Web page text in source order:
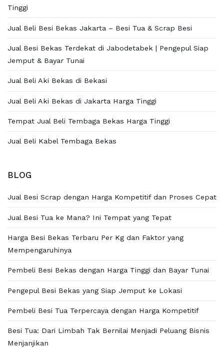
Tinggi
Jual Beli Besi Bekas Jakarta – Besi Tua & Scrap Besi
Jual Besi Bekas Terdekat di Jabodetabek | Pengepul Siap
Jemput & Bayar Tunai
Jual Beli Aki Bekas di Bekasi
Jual Beli Aki Bekas di Jakarta Harga Tinggi
Tempat Jual Beli Tembaga Bekas Harga Tinggi
Jual Beli Kabel Tembaga Bekas
BLOG
Jual Besi Scrap dengan Harga Kompetitif dan Proses Cepat
Jual Besi Tua ke Mana? Ini Tempat yang Tepat
Harga Besi Bekas Terbaru Per Kg dan Faktor yang
Mempengaruhinya
Pembeli Besi Bekas dengan Harga Tinggi dan Bayar Tunai
Pengepul Besi Bekas yang Siap Jemput ke Lokasi
Pembeli Besi Tua Terpercaya dengan Harga Kompetitif
Besi Tua: Dari Limbah Tak Bernilai Menjadi Peluang Bisnis
Menjanjikan